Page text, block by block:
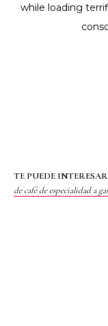
TE PUEDE
de café de especialidad a